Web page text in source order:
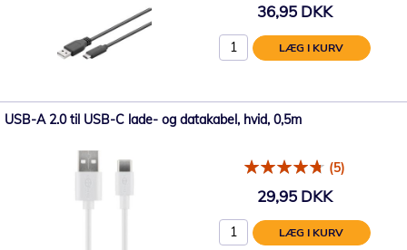
36,95 DKK
LÆG I KURV
USB-A 2.0 til USB-C lade- og datakabel, hvid, 0,5m
(5)
29,95 DKK
LÆG I KURV